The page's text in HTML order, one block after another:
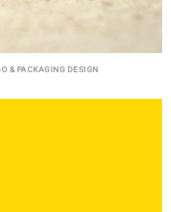
& PACKAGING DESIGN